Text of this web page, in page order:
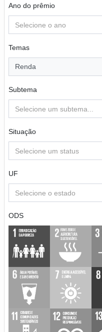
Ano do prêmio
Selecione o ano
Temas
Renda
Subtema
Selecione um subtema...
Situação
Selecione um status
UF
Selecione o estado
ODS